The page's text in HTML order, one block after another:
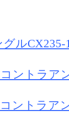
ル
ントラア
ントラア